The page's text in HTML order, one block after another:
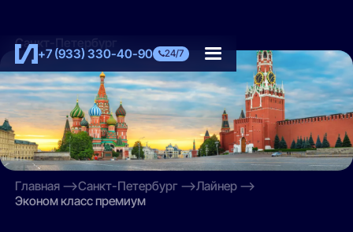
+7 (933) 330-40-90 24/7
Санкт-Петербург
Главная Санкт-Петербург
Лайнер
Эконом класс премиум